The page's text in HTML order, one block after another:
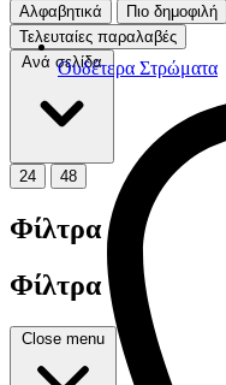
Ουδέτερα Στρώματα
Αλφαβητικά Πιο δημοφιλή
Τελευταίες παραλαβές
Ανά σελίδα
24 48
Φίλτρα
Φίλτρα
Close menu